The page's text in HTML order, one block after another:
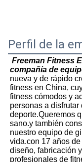
Perfil de la
Freeman Fitness
compañía de
nueva y de rápido
fitness en China,
fitness cómodos y
personas a disfrutar
deporte.Queremos
sano.y también
nuestro equipo de
vida.con 17 años
diseño, fabricación
profesionales de